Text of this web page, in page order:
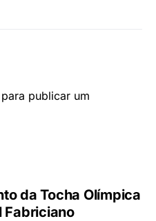
para publicar um
da Tocha Olímpica
Fabriciano